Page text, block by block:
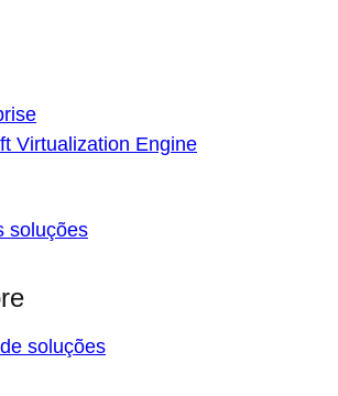
Virtualization Engine
soluções
soluções